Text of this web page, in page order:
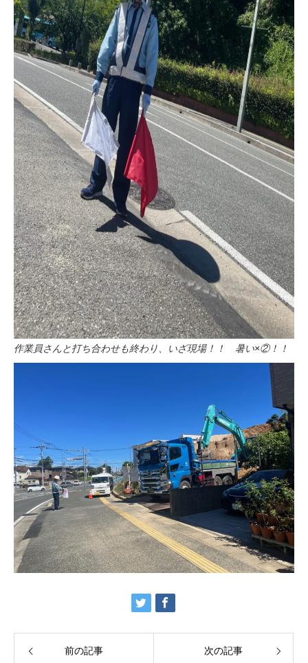
作業員さんと打ち合わせも終わり、いざ現場！！ 暑い×②！！
前の記事 次の記事